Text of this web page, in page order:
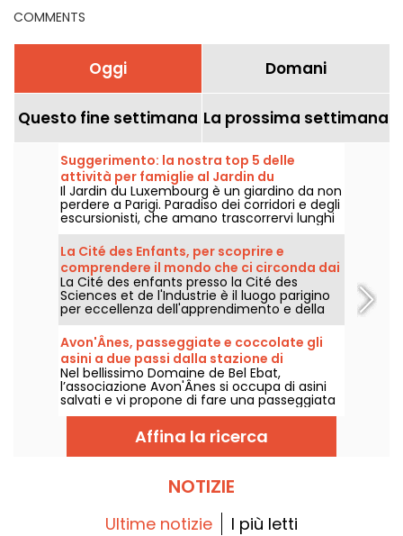
COMMENTS
Oggi Domani
Questo fine settimana La prossima settimana
Suggerimento: la nostra top 5 delle
attività per famiglie al Jardin du
Luxembourg
Il Jardin du Luxembourg è un giardino da non
perdere a Parigi. Paradiso dei corridori e degli
escursionisti, che amano trascorrervi lunghi
pomeriggi, è anche il luogo preferito dalle
famiglie, che possono sfogarsi o
approfittare delle attività per bambini
offerte dal giardino.
La Cité des Enfants, per scoprire e
comprendere il mondo che ci circonda dai
5 ai 10 anni
La Cité des enfants presso la Cité des
Sciences et de l'Industrie è il luogo parigino
per eccellenza dell'apprendimento e della
sperimentazione. Per i bambini dai 5 ai 10
anni, i bambini possono scoprire il mondo
che li circonda utilizzando i cinque sensi.
Avon'Ânes, passeggiate e coccolate gli
asini a due passi dalla stazione di
Fontainebleau-Avon
Nel bellissimo Domaine de Bel Ebat,
l’associazione Avon'Ânes si occupa di asini
salvati e vi propone di fare una passeggiata
insieme a loro.
Affina la ricerca
NOTIZIE
Ultime notizie I più letti